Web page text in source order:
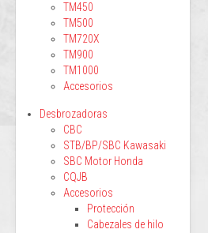
TM450
TM500
TM720X
TM900
TM1000
Accesorios
Desbrozadoras
CBC
STB/BP/SBC Kawasaki
SBC Motor Honda
CQJB
Accesorios
Protección
Cabezales de hilo